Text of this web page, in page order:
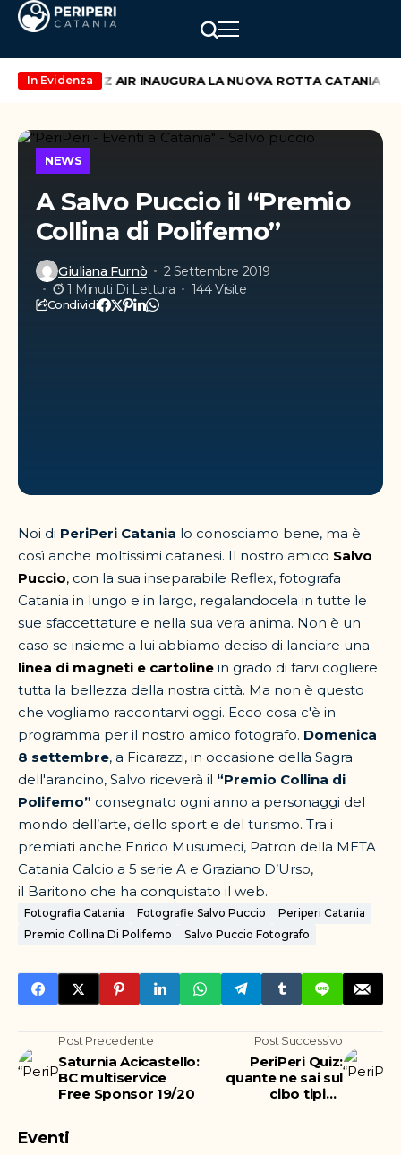
In Evidenza
maggio WIZZ AIR INAUGURA LA NUOVA ROTTA CATANIA –
NEWS
A Salvo Puccio il “Premio
Collina di Polifemo”
Giuliana Furnò
2 Settembre 2019
1 Minuti Di Lettura
144 Visite
Condividi
Noi di PeriPeri Catania lo conosciamo bene, ma è
così anche moltissimi catanesi. Il nostro amico Salvo
Puccio, con la sua inseparabile Reflex, fotografa
Catania in lungo e in largo, regalandocela in tutte le
sue sfaccettature e nella sua vera anima. Non è un
caso se insieme a lui abbiamo deciso di lanciare una
linea di magneti e cartoline in grado di farvi cogliere
tutta la bellezza della nostra città. Ma non è questo
che vogliamo raccontarvi oggi. Ecco cosa c'è in
programma per il nostro amico fotografo. Domenica
8 settembre, a Ficarazzi, in occasione della Sagra
dell'arancino, Salvo riceverà il “Premio Collina di
Polifemo” consegnato ogni anno a personaggi del
mondo dell’arte, dello sport e del turismo. Tra i
premiati anche Enrico Musumeci, Patron della META
Catania Calcio a 5 serie A e Graziano D’Urso,
il Baritono che ha conquistato il web.
Fotografia Catania Fotografie Salvo Puccio
Periperi Catania
Premio Collina Di Polifemo
Salvo Puccio Fotografo
Post Precedente
Saturnia Acicastello:
BC multiservice
Free Sponsor 19/20
Post Successivo
PeriPeri Quiz:
quante ne sai sul
cibo tipico
Eventi